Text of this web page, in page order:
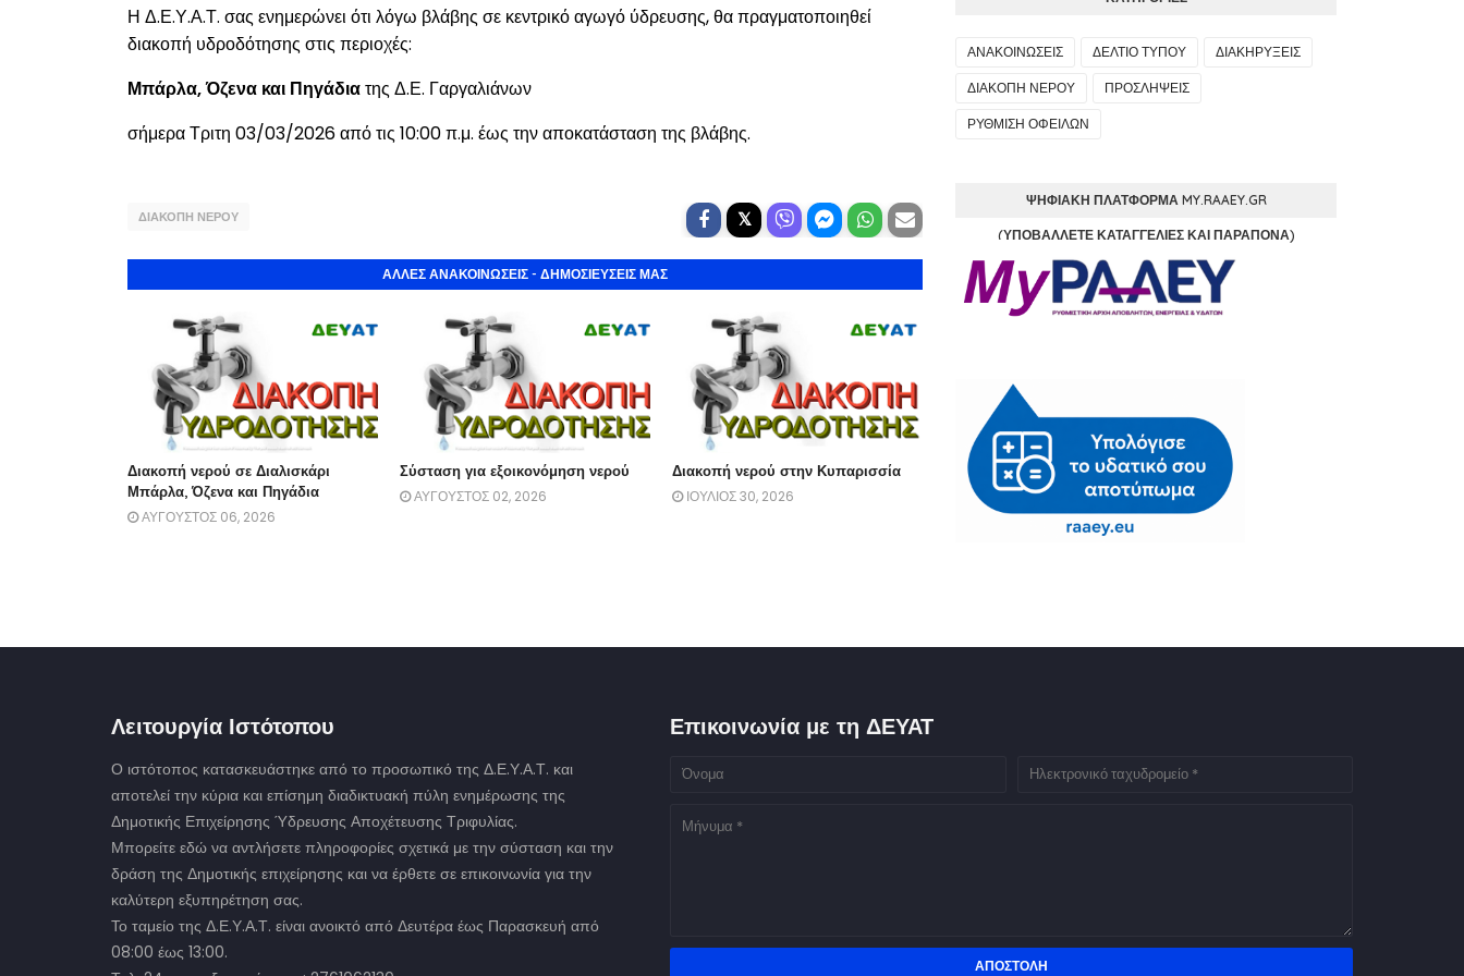
Η Δ.Ε.Υ.Α.Τ. σας ενημερώνει ότι λόγω βλάβης σε κεντρικό αγωγό ύδρευσης, θα πραγματοποιηθεί
διακοπή υδροδότησης στις περιοχές:
Μπάρλα, Όζενα και Πηγάδιατης Δ.Ε. Γαργαλιάνων
σήμερα Τριτη 03/03/2026 από τις 10:00 π.μ. έως την αποκατάσταση της βλάβης.
ΔΙΑΚΟΠΗ ΝΕΡΟΥ
ΑΛΛΕΣ ΑΝΑΚΟΙΝΩΣΕΙΣ - ΔΗΜΟΣΙΕΥΣΕΙΣ ΜΑΣ
Διακοπή νερού σε Διαλισκάρι
Μπάρλα, Όζενα και Πηγάδια
ΑΥΓΟΥΣΤΟΣ 06, 2026
Σύσταση για εξοικονόμηση νερού
ΑΥΓΟΥΣΤΟΣ 02, 2026
Διακοπή νερού στην Κυπαρισσία
ΙΟΥΛΙΟΣ 30, 2026
ΑΝΑΚΟΙΝΩΣΕΙΣ ΔΕΛΤΙΟ ΤΥΠΟΥ
ΔΙΑΚΗΡΥΞΕΙΣ
ΔΙΑΚΟΠΗ ΝΕΡΟΥ
ΠΡΟΣΛΗΨΕΙΣ
ΡΥΘΜΙΣΗ ΟΦΕΙΛΩΝ
ΨΗΦΙΑΚΉ ΠΛΑΤΦΌΡΜΑ MY.RAAEY.GR
(ΥΠΟΒΆΛΛΕΤΕ ΚΑΤΑΓΓΕΛΊΕΣ ΚΑΙ ΠΑΡΆΠΟΝΑ)
Λειτουργία Ιστότοπου
Ο ιστότοπος κατασκευάστηκε από το προσωπικό της Δ.Ε.Υ.Α.Τ. και
αποτελεί την κύρια και επίσημη διαδικτυακή πύλη ενημέρωσης της
Δημοτικής Επιχείρησης Ύδρευσης Αποχέτευσης Τριφυλίας.
Μπορείτε εδώ να αντλήσετε πληροφορίες σχετικά με την σύσταση και την
δράση της Δημοτικής επιχείρησης και να έρθετε σε επικοινωνία για την
καλύτερη εξυπηρέτηση σας.
Το ταμείο της Δ.Ε.Υ.Α.Τ. είναι ανοικτό από Δευτέρα έως Παρασκευή από
08:00 έως 13:00.
Επικοινωνία με τη ΔΕΥΑΤ